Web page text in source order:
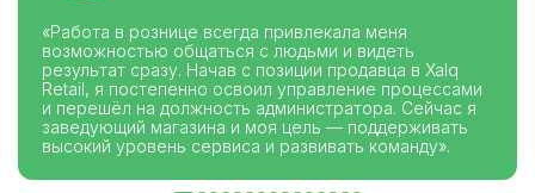
«Работа в рознице всегда привлекала меня
возможностью общаться с людьми и видеть
результат сразу. Начав с позиции продавца в Xalq
Retail, я постепенно освоил управление процессами
и перешёл на должность администратора. Сейчас я
заведующий магазина и моя цель — поддерживать
высокий уровень сервиса и развивать команду».